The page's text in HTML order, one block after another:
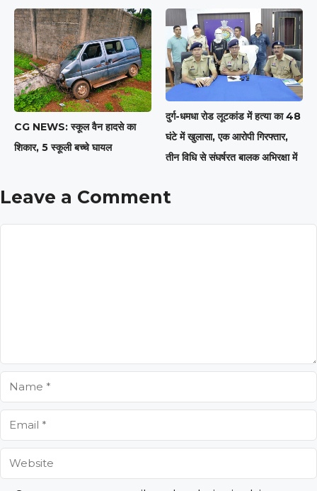
CG NEWS: स्कूल वैन हादसे का
शिकार, 5 स्कूली बच्चे घायल
दुर्ग-धमधा रोड लूटकांड में हत्या का 48
घंटे में खुलासा, एक आरोपी गिरफ्तार,
तीन विधि से संघर्षरत बालक अभिरक्षा में
Leave a Comment